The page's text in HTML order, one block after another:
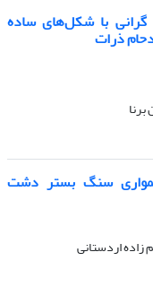
با شکل‌های ساده
ذرات
سنگ بستر دشت
زاده اردستانی